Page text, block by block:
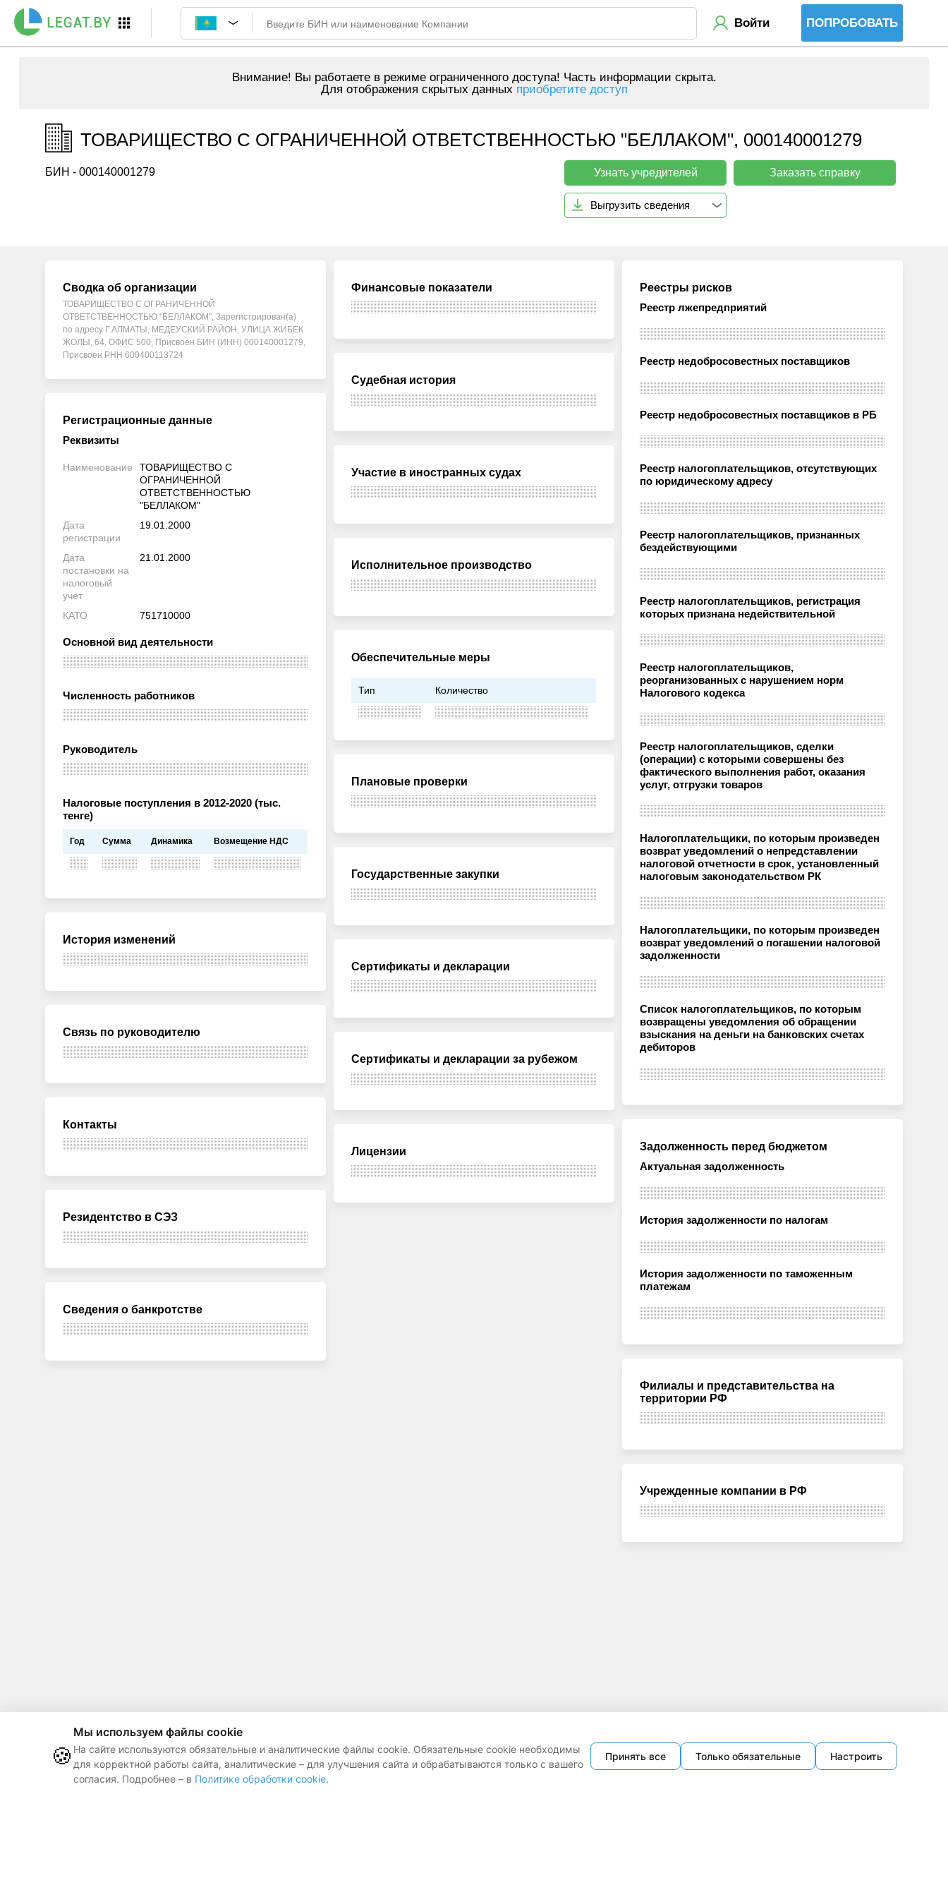
Войти ПОПРОБОВАТЬ
Внимание! Вы работаете в режиме ограниченного доступа! Часть информации скрыта.
Для отображения скрытых данных приобретите доступ
ТОВАРИЩЕСТВО С ОГРАНИЧЕННОЙ ОТВЕТСТВЕННОСТЬЮ "БЕЛЛАКОМ", 000140001279
БИН - 000140001279 Узнать учредителей Заказать справку
Выгрузить сведения
Сводка об организации
ТОВАРИЩЕСТВО С ОГРАНИЧЕННОЙ
ОТВЕТСТВЕННОСТЬЮ "БЕЛЛАКОМ", Зарегистрирован(а)
по адресу Г.АЛМАТЫ, МЕДЕУСКИЙ РАЙОН, УЛИЦА ЖИБЕК
ЖОЛЫ, 64, ОФИС 500, Присвоен БИН (ИНН) 000140001279,
Присвоен РНН 600400113724
Регистрационные данные
Реквизиты
Наименование
ТОВАРИЩЕСТВО С
ОГРАНИЧЕННОЙ
ОТВЕТСТВЕННОСТЬЮ
"БЕЛЛАКОМ"
Дата
регистрации
19.01.2000
Дата
постановки на
налоговый
учет
21.01.2000
КАТО 751710000
Основной вид деятельности
Численность работников
Руководитель
Налоговые поступления в 2012-2020 (тыс.
тенге)
Год Сумма Динамика Возмещение НДС
История изменений
Связь по руководителю
Контакты
Резидентство в СЭЗ
Сведения о банкротстве
Финансовые показатели
Судебная история
Участие в иностранных судах
Исполнительное производство
Обеспечительные меры
Тип Количество
Плановые проверки
Государственные закупки
Сертификаты и декларации
Сертификаты и декларации за рубежом
Лицензии
Реестры рисков
Реестр лжепредприятий
Реестр недобросовестных поставщиков
Реестр недобросовестных поставщиков в РБ
Реестр налогоплательщиков, отсутствующих
по юридическому адресу
Реестр налогоплательщиков, признанных
бездействующими
Реестр налогоплательщиков, регистрация
которых признана недействительной
Реестр налогоплательщиков,
реорганизованных с нарушением норм
Налогового кодекса
Реестр налогоплательщиков, сделки
(операции) с которыми совершены без
фактического выполнения работ, оказания
услуг, отгрузки товаров
Налогоплательщики, по которым произведен
возврат уведомлений о непредставлении
налоговой отчетности в срок, установленный
налоговым законодательством РК
Налогоплательщики, по которым произведен
возврат уведомлений о погашении налоговой
задолженности
Список налогоплательщиков, по которым
возвращены уведомления об обращении
взыскания на деньги на банковских счетах
дебиторов
Задолженность перед бюджетом
Актуальная задолженность
История задолженности по налогам
История задолженности по таможенным
платежам
Филиалы и представительства на
территории РФ
Учрежденные компании в РФ
🍪
Мы используем файлы cookie
На сайте используются обязательные и аналитические файлы cookie. Обязательные cookie необходимы
для корректной работы сайта, аналитические – для улучшения сайта и обрабатываются только с вашего
согласия. Подробнее – в Политике обработки cookie.
Принять все Только обязательные Настроить